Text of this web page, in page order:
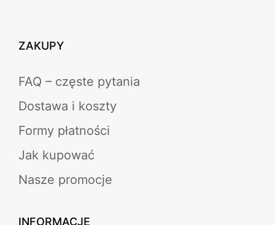
ZAKUPY
FAQ – częste pytania
Dostawa i koszty
Formy płatności
Jak kupować
Nasze promocje
INFORMACJE